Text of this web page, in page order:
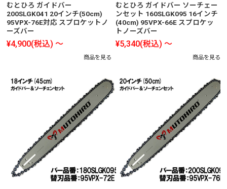
むとひろ ガイドバー
200SLGK041 20インチ(50cm)
95VPX-76E対応 スプロケットノ
ーズバー
¥4,900(税込) ～
商品を見る
むとひろ ガイドバー ソーチェー
ンセット 160SLGK095 16インチ
(40cm) 95VPX-66E スプロケッ
トノーズバー
¥5,340(税込) ～
商品を見る